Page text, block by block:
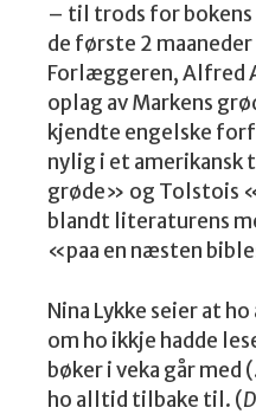
– til trods for
de første 2
Forlæggeren, Alfred
oplag av Markens
kjendte engelske
nylig i et
grøde» og Tolstois
blandt literaturens
«paa en næsten
Nina Lykke seier at
om ho ikkje hadde
bøker i veka går med
ho alltid tilbake til. (